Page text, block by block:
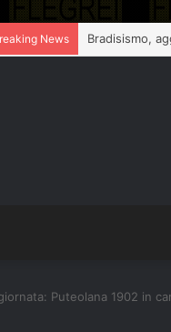
News Bradisismo,
Puteolana 1902 in